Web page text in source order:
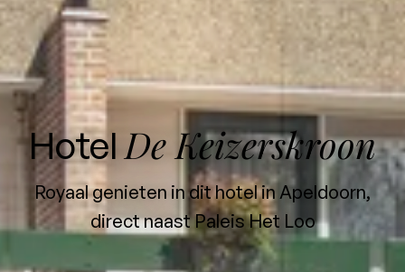
Hotel De Keizerskroon
Royaal genieten in dit hotel in Apeldoorn,
direct naast Paleis Het Loo